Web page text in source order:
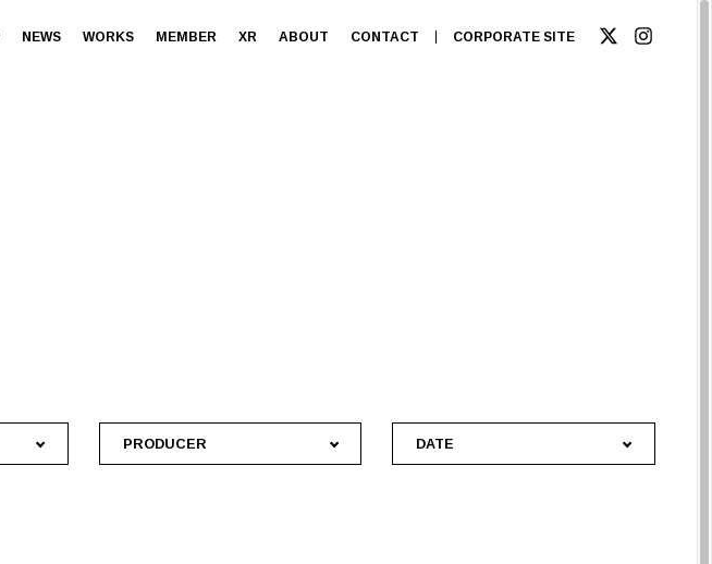
NEWS WORKS MEMBER XR ABOUT CONTACT CORPORATE SITE
PRODUCER DATE